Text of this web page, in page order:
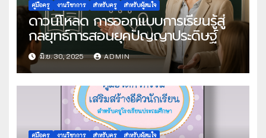
คู่มือครู งานวิชาการ สำหรับครู สำหรับผู้สนใจ
ดาวน์โหลด การออกแบบการเรียนรู้สู่
กลยุทธ์การสอนยุคปัญญาประดิษฐ์
มิ.ย. 30, 2025 ADMIN
คู่มือครู งานวิชาการ สำหรับครู สำหรับผู้สนใจ